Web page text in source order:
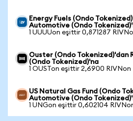
Energy Fuels (Ondo
Automotive (Ondo
1 UUUUon eşittir 0,871287
Ouster (Ondo Tokenized)'dan
(Ondo Tokenized)'na
1 OUSTon eşittir 2,6900 RIVNon
US Natural Gas Fund (Ondo
Automotive (Ondo
1 UNGon eşittir 0,602104